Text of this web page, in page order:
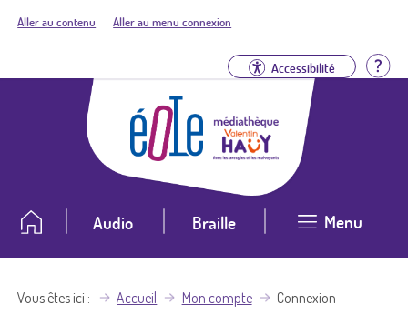
Aller au contenu Aller au menu connexion
Accessibilité
Audio Braille Menu
Vous êtes ici Accueil Mon compte Connexion